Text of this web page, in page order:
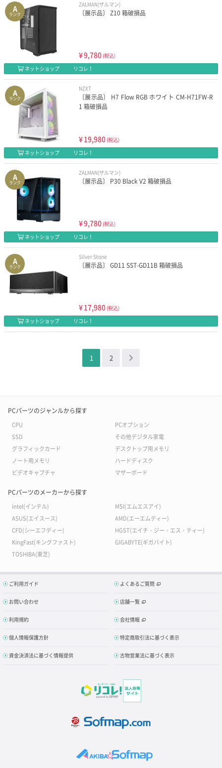
A
ランク
ZALMAN(ザルマン)
〔展示品〕 Z10 箱破損品
¥9,780 (税込)
ネットショップ
リコレ！
A
ランク
NZXT
〔展示品〕 H7 Flow RGB ホワイト CM-H71FW-R
1 箱破損品
¥19,980 (税込)
ネットショップ
リコレ！
A
ランク
ZALMAN(ザルマン)
〔展示品〕 P30 Black V2 箱破損品
¥9,780 (税込)
ネットショップ
リコレ！
A
ランク
Silver Stone
〔展示品〕 GD11 SST-GD11B 箱破損品
¥17,980 (税込)
ネットショップ
リコレ！
1 2 ＞
PCパーツのジャンルから探す
CPU
PCオプション
SSD
その他デジタル家電
グラフィックカード
デスクトップ用メモリ
ノート用メモリ
ハードディスク
ビデオキャプチャ
マザーボード
PCパーツのメーカーから探す
intel(インテル)
MSI(エムエスアイ)
ASUS(エイスース)
AMD(エーエムディー)
CFD(シーエフディー)
HGST(エイチ・ジー・エス・ティー)
KingFast(キングファスト)
GIGABYTE(ギガバイト)
TOSHIBA(東芝)
ご利用ガイド よくあるご質問
お問い合わせ 店舗一覧
利用規約 会社情報
個人情報保護方針 特定商取引法に基づく表示
資金決済法に基づく情報提供 古物営業法に基づく表示